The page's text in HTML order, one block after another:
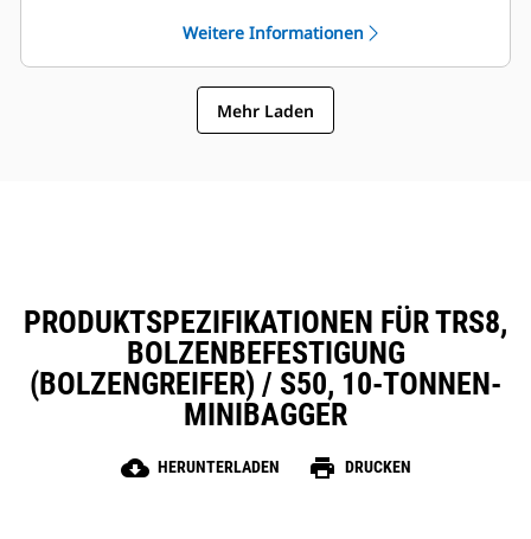
Displays, die in der Fahrerkabine
Ihres Baggers unnötigen Platz
beanspruchen würden.
Weitere Informationen
Mehr Laden
PRODUKTSPEZIFIKATIONEN FÜR TRS8,
BOLZENBEFESTIGUNG
(BOLZENGREIFER) / S50, 10-TONNEN-
MINIBAGGER
cloud_download HERUNTERLADEN print DRUCKEN